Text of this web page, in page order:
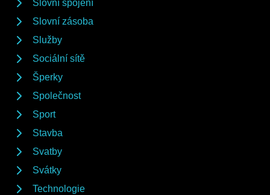
Slovní spojení
Slovní zásoba
Služby
Sociální sítě
Šperky
Společnost
Sport
Stavba
Svatby
Svátky
Technologie